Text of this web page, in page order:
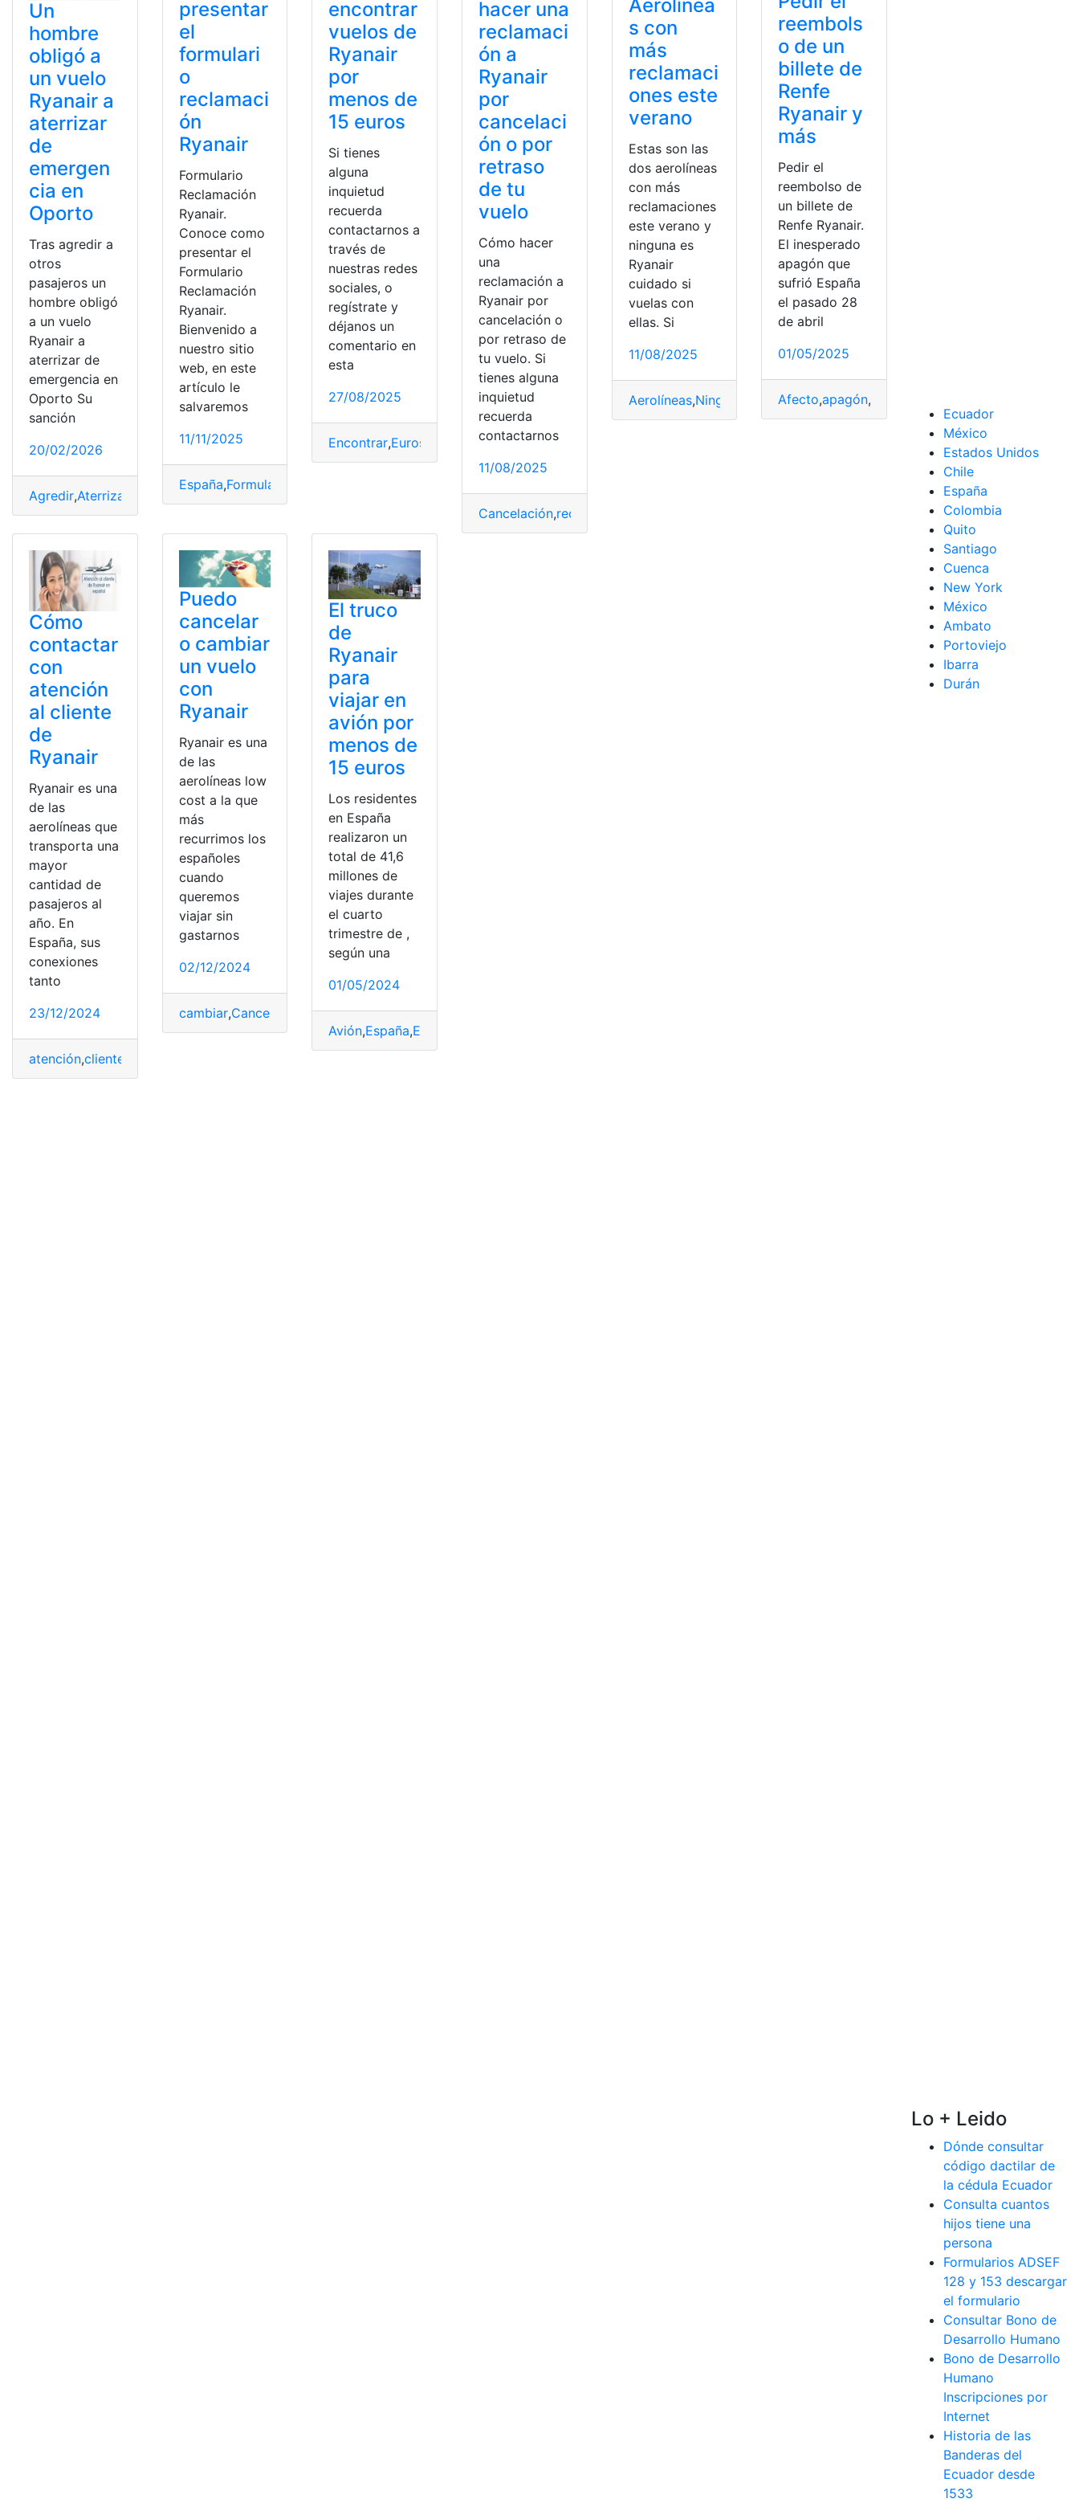
Un
hombre
obligó a
un vuelo
Ryanair a
aterrizar
de
emergen
cia en
Oporto
Tras agredir a
otros
pasajeros un
hombre obligó
a un vuelo
Ryanair a
aterrizar de
emergencia en
Oporto Su
sanción
20/02/2026
Agredir,Aterrizar Emergencia España
presentar
el
formulari
o
reclamaci
ón
Ryanair
Formulario
Reclamación
Ryanair.
Conoce como
presentar el
Formulario
Reclamación
Ryanair.
Bienvenido a
nuestro sitio
web, en este
artículo le
salvaremos
11/11/2025
España,Formulario
encontrar
vuelos de
Ryanair
por
menos de
15 euros
Si tienes
alguna
inquietud
recuerda
contactarnos a
través de
nuestras redes
sociales, o
regístrate y
déjanos un
comentario en
esta
27/08/2025
Encontrar,Euros Ryanair,Vuelos
hacer una
reclamaci
ón a
Ryanair
por
cancelaci
ón o por
retraso
de tu
vuelo
Cómo hacer
una
reclamación a
Ryanair por
cancelación o
por retraso de
tu vuelo. Si
tienes alguna
inquietud
recuerda
contactarnos
11/08/2025
Cancelación,reclamación
Aerolínea
s con
más
reclamaci
ones este
verano
Estas son las
dos aerolíneas
con más
reclamaciones
este verano y
ninguna es
Ryanair
cuidado si
vuelas con
ellas. Si
11/08/2025
Aerolíneas,Ninguna reclamaciones,Ryanair
reembols
o de un
billete de
Renfe
Ryanair y
más
Pedir el
reembolso de
un billete de
Renfe Ryanair.
El inesperado
apagón que
sufrió España
el pasado 28
de abril
01/05/2025
Afecto,apagón,
Cómo
contactar
con
atención
al cliente
de
Ryanair
Ryanair es una
de las
aerolíneas que
transporta una
mayor
cantidad de
pasajeros al
año. En
España, sus
conexiones
tanto
23/12/2024
atención,cliente
Puedo
cancelar
o cambiar
un vuelo
con
Ryanair
Ryanair es una
de las
aerolíneas low
cost a la que
más
recurrimos los
españoles
cuando
queremos
viajar sin
gastarnos
02/12/2024
cambiar,Cancelar Ryanair,vuelo
El truco
de
Ryanair
para
viajar en
avión por
menos de
15 euros
Los residentes
en España
realizaron un
total de 41,6
millones de
viajes durante
el cuarto
trimestre de ,
según una
01/05/2024
Avión,España,Euros
Ecuador
México
Estados Unidos
Chile
España
Colombia
Quito
Santiago
Cuenca
New York
México
Ambato
Portoviejo
Ibarra
Durán
Lo + Leido
Dónde consultar
código dactilar de
la cédula Ecuador
Consulta cuantos
hijos tiene una
persona
Formularios ADSEF
128 y 153 descargar
el formulario
Consultar Bono de
Desarrollo Humano
Bono de Desarrollo
Humano
Inscripciones por
Internet
Historia de las
Banderas del
Ecuador desde
1533